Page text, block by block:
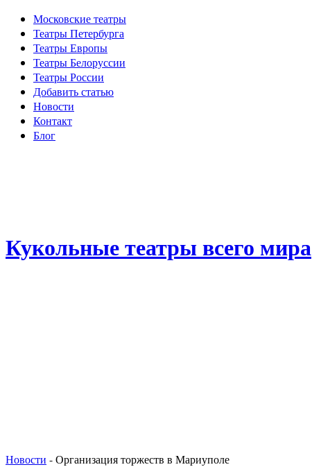
Московские театры
Театры Петербурга
Театры Европы
Театры Белоруссии
Театры России
Добавить статью
Новости
Контакт
Блог
Кукольные театры всего мира
Новости - Организация торжеств в Мариуполе